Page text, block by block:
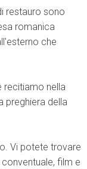
restauro sono
romanica
che
recitiamo nella
preghiera della
Vi potete trovare
film e